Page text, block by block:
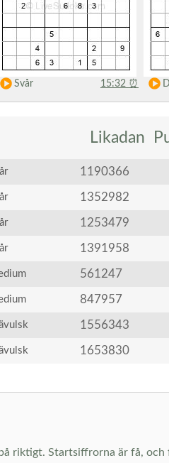
Svår 15:32 ⏰
Likadan
1190366
1352982
1253479
1391958
561247
847957
1556343
1653830
riktigt. Startsiffrorna är få,